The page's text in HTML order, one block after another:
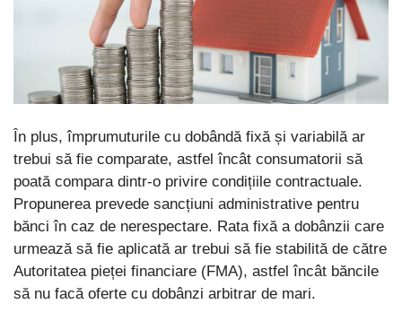
În plus, împrumuturile cu dobândă fixă și variabilă ar
trebui să fie comparate, astfel încât consumatorii să
poată compara dintr-o privire condițiile contractuale.
Propunerea prevede sancțiuni administrative pentru
bănci în caz de nerespectare. Rata fixă a dobânzii care
urmează să fie aplicată ar trebui să fie stabilită de către
Autoritatea pieței financiare (FMA), astfel încât băncile
să nu facă oferte cu dobânzi arbitrar de mari.